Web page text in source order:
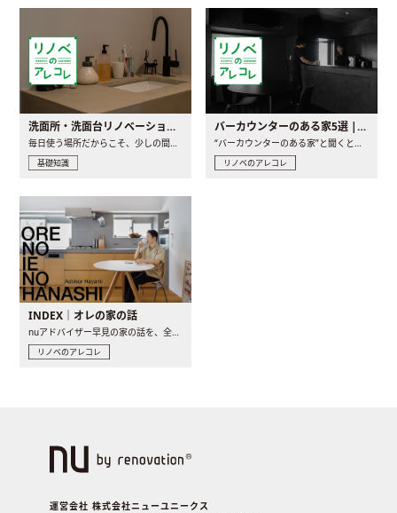
洗面所・洗面台リノベーションの事例と間取りアイデア
毎日使う場所だからこそ、少しの間取りの工夫や素材の選び方で..
基礎知識
バーカウンターのある家5選 | 日常に馴染む“距離の近い”キッチンとは
“バーカウンターのある家”と聞くと、少し特別な、大人のための..
リノベのアレコレ
INDEX｜オレの家の話
リノベのアレコレ
運営会社 株式会社ニューユニークス